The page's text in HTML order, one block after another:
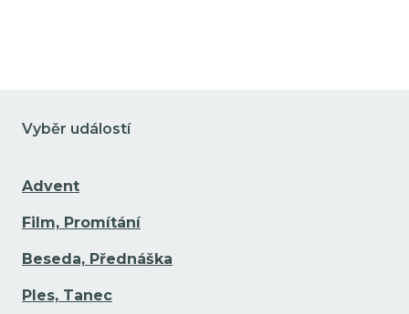
Vyběr událostí
Advent
Film, Promítání
Beseda, Přednáška
Ples, Tanec